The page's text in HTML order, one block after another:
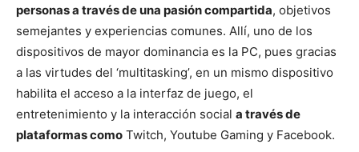
personas a través de una pasión compartida, objetivos
semejantes y experiencias comunes. Allí, uno de los
dispositivos de mayor dominancia es la PC, pues gracias
a las virtudes del ‘multitasking’, en un mismo dispositivo
habilita el acceso a la interfaz de juego, el
entretenimiento y la interacción social a través de
plataformas como Twitch, Youtube Gaming y Facebook.